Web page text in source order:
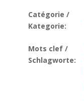
Catégorie /
Kategorie:
Mots clef /
Schlagworte: